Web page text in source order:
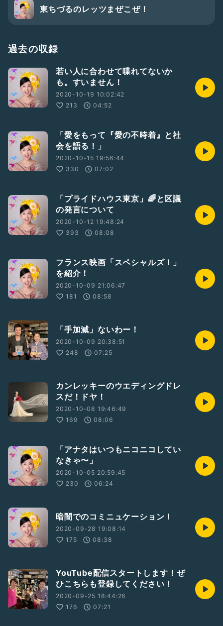
東ちづるのレッツまぜこぜ！
過去の収録
若い人に合わせて喋れてないか
も。すいません！
2020-10-19 10:02:42
213
04:52
「愛をもって『愛の不時着』と社
会を語る！」
2020-10-15 19:56:44
330
07:02
「プライドハウス東京」🌈と区議
の発言について
2020-10-12 19:48:24
393
08:08
フランス映画「スペシャルズ！」
を紹介！
2020-10-09 21:06:47
181
08:58
「手加減」ないわー！
2020-10-09 20:38:51
248
07:25
カンレッキーのウエディングドレ
スだ！ドヤ！
2020-10-08 19:46:49
169
08:06
「アナタはいつもニコニコしてい
なきゃ〜」
2020-10-05 20:59:45
230
06:24
暗闇でのコミニュケーション！
2020-09-28 19:08:14
175
08:38
YouTube配信スタートします！ぜ
ひこちらも登録してください！
2020-09-25 18:44:26
176
07:21